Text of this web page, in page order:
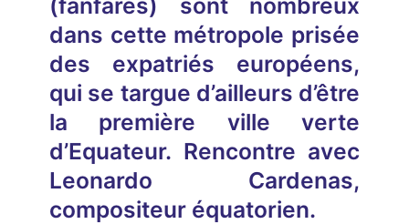
dans cette métropole prisée
des expatriés européens,
qui se targue d’ailleurs d’être
la première ville verte
d’Equateur. Rencontre avec
Leonardo Cardenas,
compositeur équatorien.